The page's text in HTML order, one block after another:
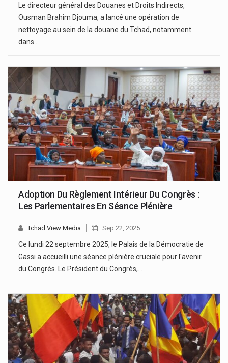
Le directeur général des Douanes et Droits Indirects,
Ousman Brahim Djouma, a lancé une opération de
nettoyage au sein de la douane du Tchad, notamment
dans…
Adoption Du Règlement Intérieur Du Congrès :
Les Parlementaires En Séance Plénière
Tchad View Media Sep 22, 2025
Ce lundi 22 septembre 2025, le Palais de la Démocratie de
Gassi a accueilli une séance plénière cruciale pour l'avenir
du Congrès. Le Président du Congrès,…